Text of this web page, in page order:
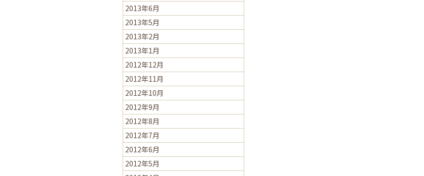
2013年6月
2013年5月
2013年2月
2013年1月
2012年12月
2012年11月
2012年10月
2012年9月
2012年8月
2012年7月
2012年6月
2012年5月